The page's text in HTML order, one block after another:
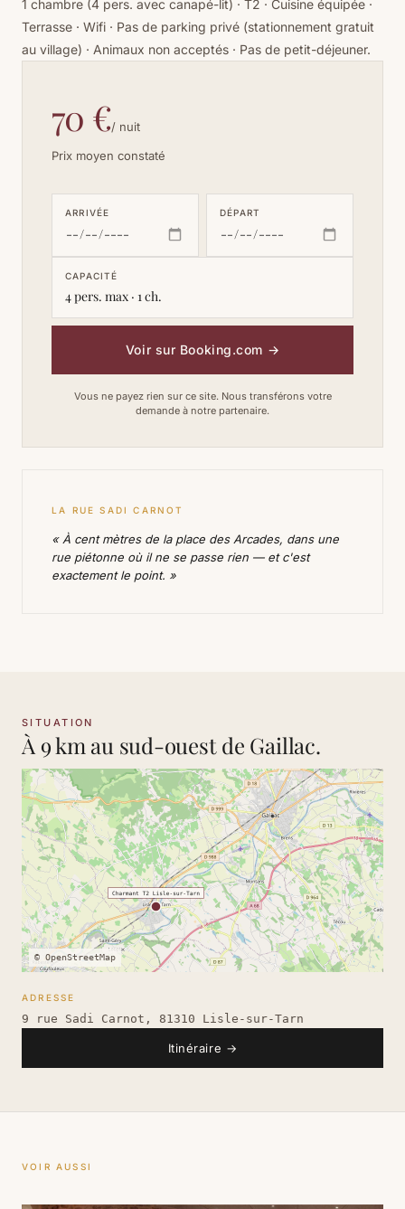
1 chambre (4 pers. avec canapé-lit) · T2 · Cuisine équipée ·
Terrasse · Wifi · Pas de parking privé (stationnement gratuit
au village) · Animaux non acceptés · Pas de petit-déjeuner.
70 €/ nuit
Prix moyen constaté
ARRIVÉE DÉPART
CAPACITÉ
4 pers. max · 1 ch.
Voir sur Booking.com →
Vous ne payez rien sur ce site. Nous transférons votre
demande à notre partenaire.
LA RUE SADI CARNOT
« À cent mètres de la place des Arcades, dans une
rue piétonne où il ne se passe rien — et c'est
exactement le point. »
SITUATION
À 9 km au sud-ouest de Gaillac.
© OpenStreetMap
ADRESSE
9 rue Sadi Carnot, 81310 Lisle-sur-Tarn
Itinéraire →
VOIR AUSSI